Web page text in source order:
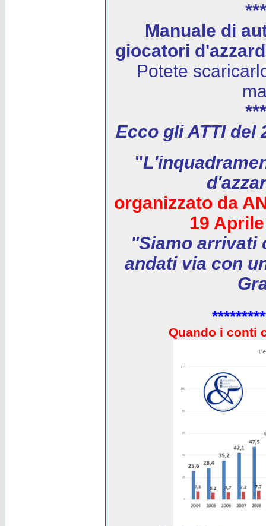
Manuale di
giocatori
Potete
Ecco gli ATTI del
"
organizzato da
19
"Siamo arrivati
andati via con
Quando i conti